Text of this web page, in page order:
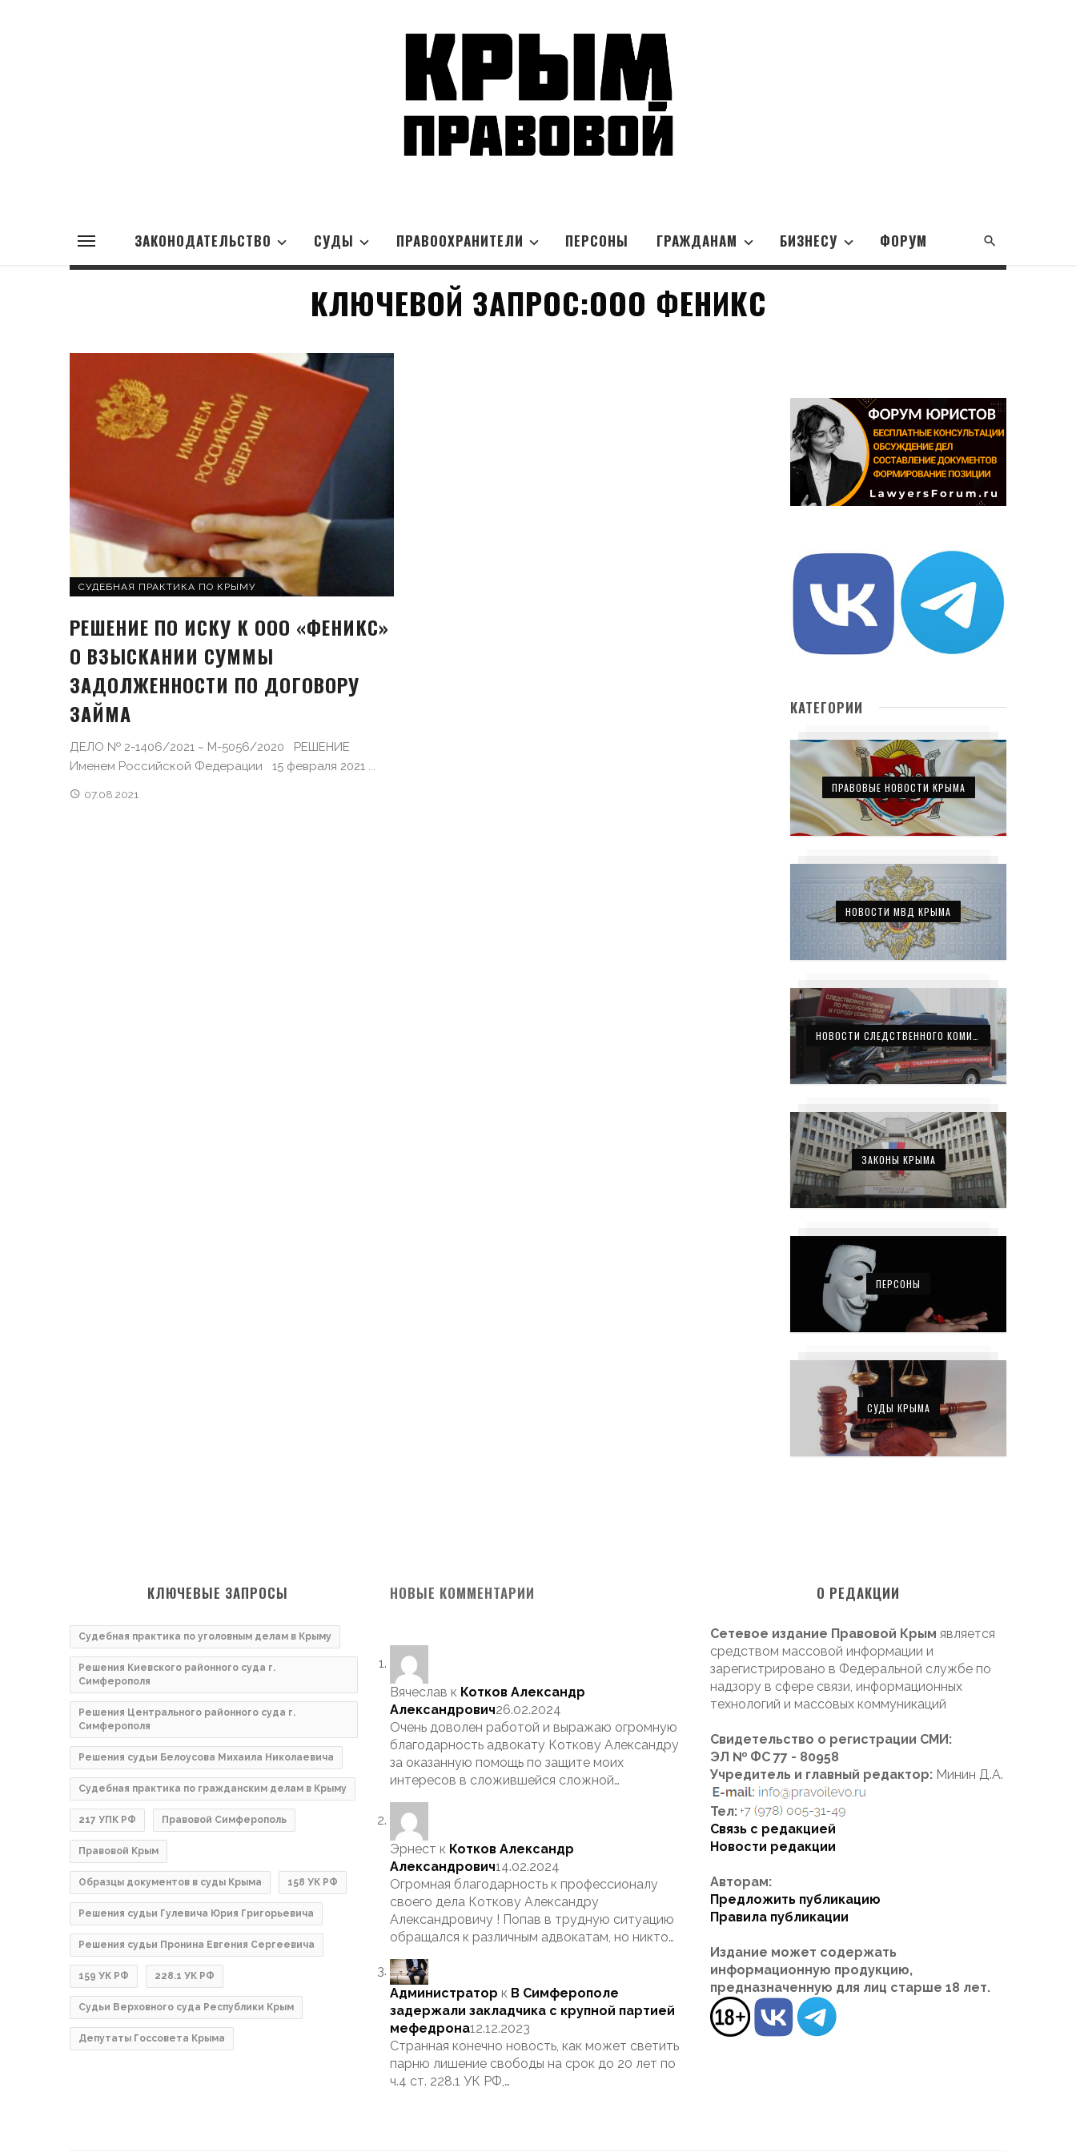
ЗАКОНОДАТЕЛЬСТВО СУДЫ ПРАВООХРАНИТЕЛИ ПЕРСОНЫ ГРАЖДАНАМ БИЗНЕСУ ФОРУМ
КЛЮЧЕВОЙ ЗАПРОС:ООО ФЕНИКС
СУДЕБНАЯ ПРАКТИКА ПО КРЫМУ
РЕШЕНИЕ ПО ИСКУ К ООО «ФЕНИКС»
О ВЗЫСКАНИИ СУММЫ
ЗАДОЛЖЕННОСТИ ПО ДОГОВОРУ
ЗАЙМА
ДЕЛО № 2-1406/2021 ~ М-5056/2020 РЕШЕНИЕ
Именем Российской Федерации 15 февраля 2021 ...
07.08.2021
КАТЕГОРИИ
ПРАВОВЫЕ НОВОСТИ КРЫМА
НОВОСТИ МВД КРЫМА
ЗАКОНЫ КРЫМА
ПЕРСОНЫ
СУДЫ КРЫМА
КЛЮЧЕВЫЕ ЗАПРОСЫ
Судебная практика по уголовным делам в Крыму
Решения Киевского районного суда г.
Симферополя
Решения Центрального районного суда г.
Симферополя
Решения судьи Белоусова Михаила Николаевича
Судебная практика по гражданским делам в Крыму
217 УПК РФ Правовой Симферополь
Правовой Крым
Образцы документов в суды Крыма 158 УК РФ
Решения судьи Гулевича Юрия Григорьевича
Решения судьи Пронина Евгения Сергеевича
159 УК РФ 228.1 УК РФ
Судьи Верховного суда Республики Крым
Депутаты Госсовета Крыма
НОВЫЕ КОММЕНТАРИИ
Вячеслав к Котков Александр
Александрович26.02.2024
Очень доволен работой и выражаю огромную
благодарность адвокату Коткову Александру
за оказанную помощь по защите моих
интересов в сложившейся сложной…
Эрнест к Котков Александр
Александрович14.02.2024
Огромная благодарность к профессионалу
своего дела Коткову Александру
Александровичу ! Попав в трудную ситуацию
обращался к различным адвокатам, но никто…
Администратор к В Симферополе
задержали закладчика с крупной партией
мефедрона12.12.2023
Странная конечно новость, как может светить
парню лишение свободы на срок до 20 лет по
ч.4 ст. 228.1 УК РФ,…
О РЕДАКЦИИ
Сетевое издание Правовой Крым является
средством массовой информации и
зарегистрировано в Федеральной службе по
надзору в сфере связи, информационных
технологий и массовых коммуникаций
Свидетельство о регистрации СМИ:
ЭЛ № ФС 77 - 80958
Учредитель и главный редактор: Минин Д.А.
Тел:
Связь с редакцией
Новости редакции
Авторам:
Предложить публикацию
Правила публикации
Издание может содержать
информационную продукцию,
предназначенную для лиц старше 18 лет.